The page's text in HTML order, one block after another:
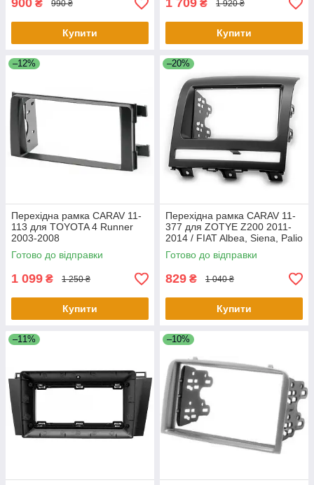
900 ₴ 990 ₴
Купити
1 709 ₴ 1 920 ₴
Купити
–12%
Перехідна рамка CARAV 11-
113 для TOYOTA 4 Runner
2003-2008
Готово до відправки
1 099 ₴ 1 250 ₴
Купити
–20%
Перехідна рамка CARAV 11-
377 для ZOTYE Z200 2011-
2014 / FIAT Albea, Siena, Palio
2004-2012; Perla 2006-2008;
Готово до відправки
829 ₴ 1 040 ₴
Купити
–11% –10%